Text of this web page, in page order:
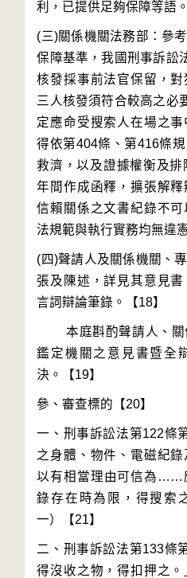
(三)關係機關法務部：參
保障基準，我國刑事訴訟
核發採事前法官保留，
三人核發須符合較高之必
定應命受搜索人在場之
得依第404條、第416條
救濟，以及證據權衡及
年間作成函釋，擴張解
信賴關係之文書紀錄不
(四)聲請人及關係機關、
張及陳述，詳見其意見
        本庭斟酌聲請人、關係機關、專家學者及
鑑定機關之意見書暨全
一、刑事訴訟法第122條
之身體、物件、電磁紀錄
以有相當理由可信為……
錄存在時為限，得搜索
二、刑事訴訟法第133條
得沒收之物，得扣押之。